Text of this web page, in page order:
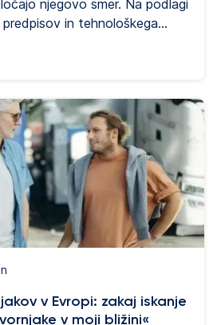
njegovo smer. Na podlagi
in tehnološkega
preobrazbo industrije.
v Evropi: zakaj iskanje
v moji bližini«